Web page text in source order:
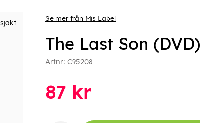
Se mer från Mis Label
The Last Son (DVD)
Artnr: C95208
87 kr